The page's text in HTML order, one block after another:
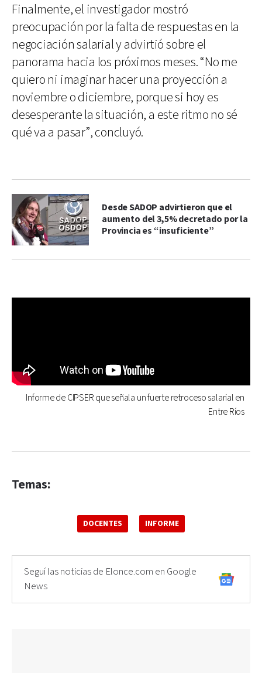
Finalmente, el investigador mostró
preocupación por la falta de respuestas en la
negociación salarial y advirtió sobre el
panorama hacia los próximos meses. “No me
quiero ni imaginar hacer una proyección a
noviembre o diciembre, porque si hoy es
desesperante la situación, a este ritmo no sé
qué va a pasar”, concluyó.
Desde SADOP advirtieron que el
aumento del 3,5% decretado por la
Provincia es “insuficiente”
Informe de CIPSER que señala un fuerte retroceso salarial en
Entre Ríos
Temas:
DOCENTES INFORME
Seguí las noticias de Elonce.com en Google
News